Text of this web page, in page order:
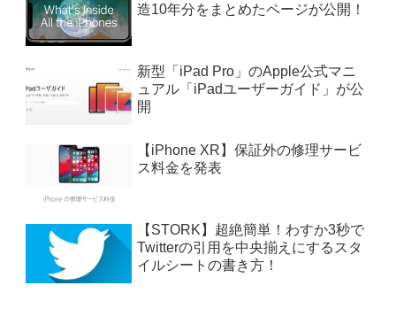
造10年分をまとめたページが公開！
新型「iPad Pro」のApple公式マニ
ュアル「iPadユーザーガイド」が公
開
【iPhone XR】保証外の修理サービ
ス料金を発表
【STORK】超絶簡単！わすか3秒で
Twitterの引用を中央揃えにするスタ
イルシートの書き方！